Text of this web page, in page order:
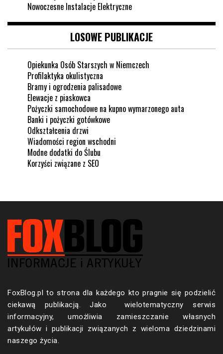
Nowoczesne Instalacje Elektryczne
LOSOWE PUBLIKACJE
Opiekunka Osób Starszych w Niemczech
Profilaktyka okulistyczna
Bramy i ogrodzenia palisadowe
Elewacje z piaskowca
Pożyczki samochodowe na kupno wymarzonego auta
Banki i pożyczki gotówkowe
Odkształcenia drzwi
Wiadomości region wschodni
Modne dodatki do Ślubu
Korzyści związane z SEO
FoxBlog.pl to strona dla każdego kto pragnie się podzielić
ciekawą publikacją. Jako wielotematyczny serwis
informacyjny, umożliwia zamieszczanie własnych
artykułów i publikacji związanych z wieloma dziedzinami
naszego życia.